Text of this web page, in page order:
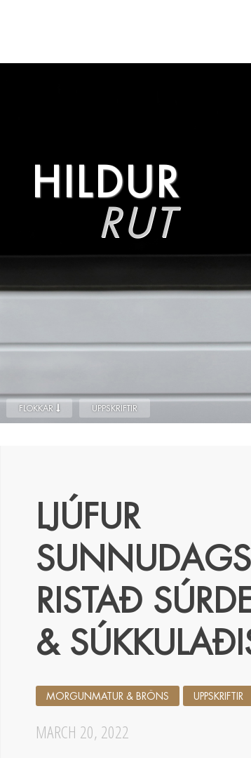
HILDUR
RUT
FLOKKAR UPPSKRIFTIR
LJÚFUR
RISTAÐ
&
MARCH 20, 2022
MORGUNMATUR & BRÖNS UPPSKRIFTIR